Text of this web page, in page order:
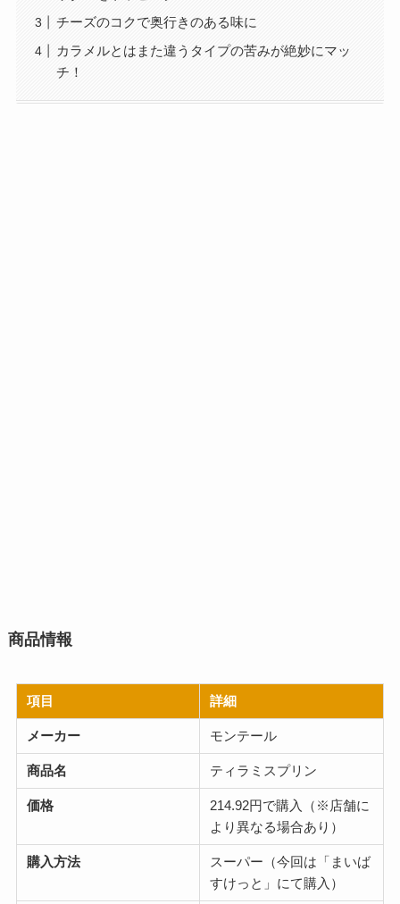
チーズのコクで奥行きのある味に
カラメルとはまた違うタイプの苦みが絶妙にマッ
チ！
商品情報
項目 詳細
メーカー モンテール
商品名 ティラミスプリン
価格
214.92円で購入（※店舗に
より異なる場合あり）
購入方法
スーパー（今回は「まいば
すけっと」にて購入）